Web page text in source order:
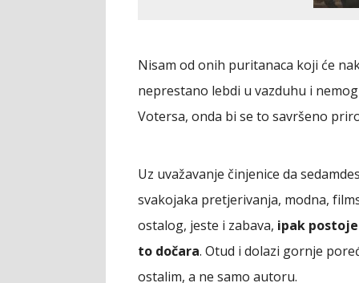
Nisam od onih puritanaca koji će
neprestano lebdi u vazduhu i
Votersa, onda bi se to savršeno
Uz uvažavanje činjenice da
svakojaka pretjerivanja, modna,
ostalog, jeste i zabava, ipak
to dočara. Otud i dolazi gornje
ostalim, a ne samo autoru.